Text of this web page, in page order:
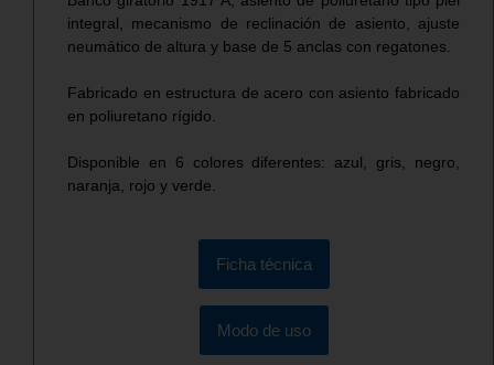
integral, mecanismo de reclinación de asiento, ajuste
neumático de altura y base de 5 anclas con regatones.
Fabricado en estructura de acero con asiento fabricado
en poliuretano rígido.
Disponible en 6 colores diferentes: azul, gris, negro,
naranja, rojo y verde.
Ficha técnica
Modo de uso